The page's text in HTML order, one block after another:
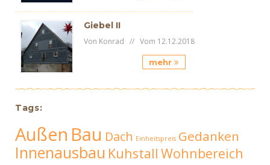
Giebel II
Von Konrad // Vom 12.12.2018
mehr
Tags:
Außen Bau Dach Einheitspreis Gedanken
Innenausbau Kuhstall Wohnbereich